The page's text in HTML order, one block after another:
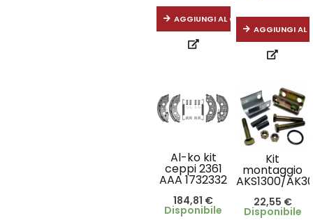
AGGIUNGI AL CARRELLO
AGGIUNGI AL
Al-ko kit
ceppi 2361
AAA 1732332
184,81 €
Disponibile
Kit
montaggio
AKS1300/
22,55 €
Disponibile